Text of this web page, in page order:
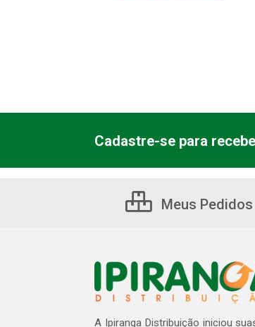
Cadastre-se para
Meus Pedidos
A Ipiranga Distribuição iniciou